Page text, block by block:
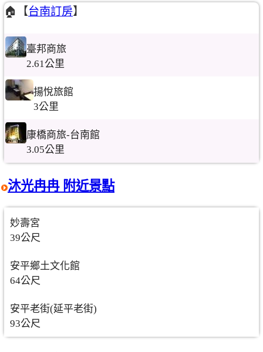
🏠【台南訂房】
臺邦商旅
2.61公里
揚悅旅館
3公里
康橋商旅-台南館
3.05公里
沐光冉冉 附近景點
妙壽宮
39公尺
安平鄉土文化館
64公尺
安平老街(延平老街)
93公尺